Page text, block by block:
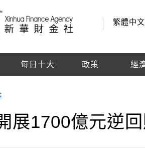
繁體中文
每日十大 政策 經
展1700億元逆